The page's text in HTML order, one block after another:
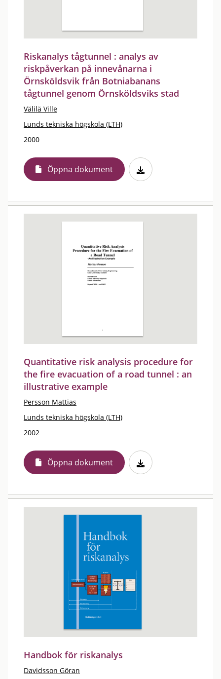
Riskanalys tågtunnel : analys av
riskpåverkan på innevånarna i
Örnsköldsvik från Botniabanans
tågtunnel genom Örnsköldsviks stad
Välilä Ville
Lunds tekniska högskola (LTH)
2000
Öppna dokument
Quantitative risk analysis procedure for
the fire evacuation of a road tunnel : an
illustrative example
Persson Mattias
Lunds tekniska högskola (LTH)
2002
Öppna dokument
Handbok för riskanalys
Davidsson Göran